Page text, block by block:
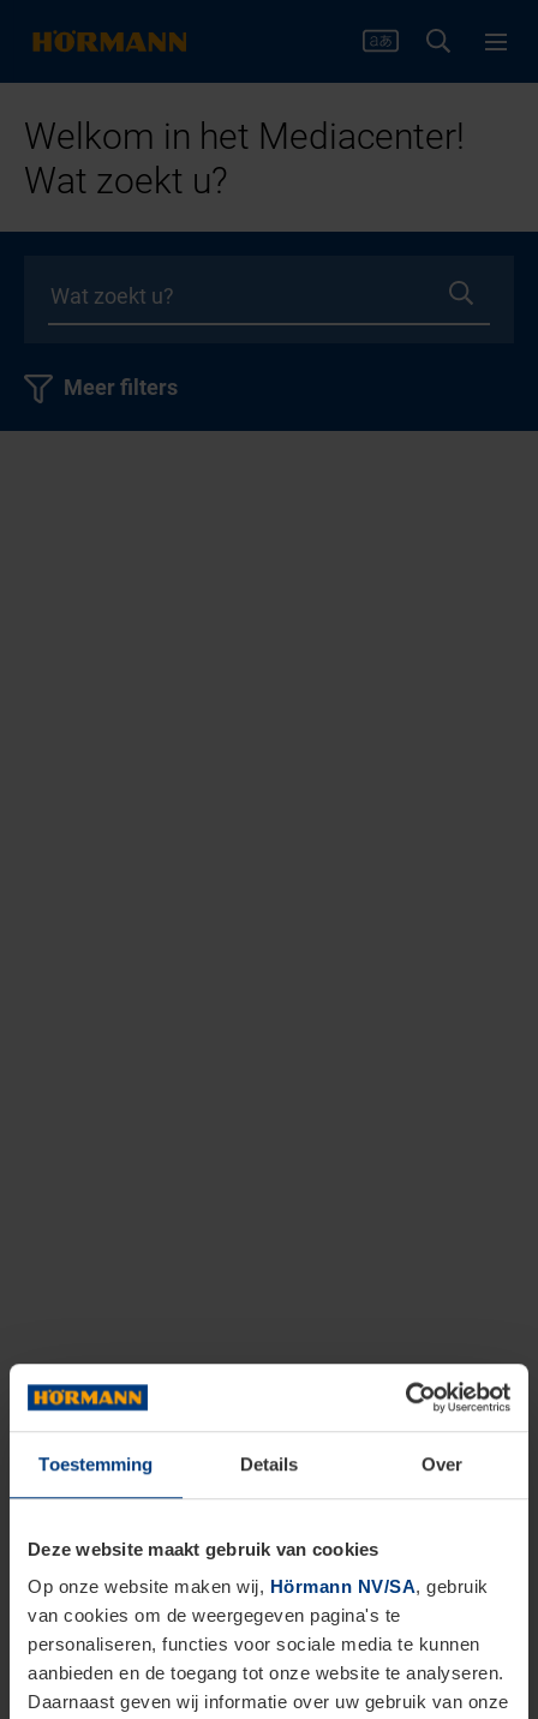
Toestemming Details Over
Deze website maakt gebruik van cookies
Op onze website maken wij, Hörmann NV/SA, gebruik
van cookies om de weergegeven pagina's te
personaliseren, functies voor sociale media te kunnen
aanbieden en de toegang tot onze website te analyseren.
Daarnaast geven wij informatie over uw gebruik van onze
Welkom in het Mediacenter!
Wat zoekt u?
Meer filters